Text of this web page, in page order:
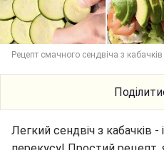
Рецепт смачного сендвіча з
Легкий сендвіч з кабачків -